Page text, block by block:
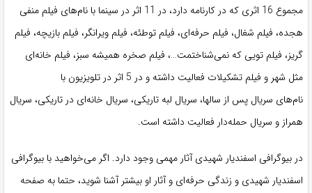
مجموع 16 اثری که در کارنامه دارد، در 11 اثر در سینما با نام‌های فیلم منفی
هجده، فیلم شغال، فیلم حرفه‌ای، فیلم توطئه، فیلم ویرانگر، فیلم بازیچه، فیلم
گریز، فیلم تویی که نمی‌شناختمت…، فیلم صخره همیشه سبز، فیلم خانه‌ای
مثل شهر و فیلم تشکیلات فعالیت داشته و در 5 اثر در تلویزیون با
نام‌های سریال پس از سالها، سریال لبه تاریکی، سریال خانه‌ای در تاریکی، سریال
همراز و سریال حمله‌دار فعالیت داشته است.
در بیوگرافی اسفندیار شهیدی آثار مهمی وجود دارد. اگر می‌خواهید با بیوگرافی
اسفندیار شهیدی و زندگی حرفه‌ای و آثار او بیشتر آشنا شوید، حتما به صفحه